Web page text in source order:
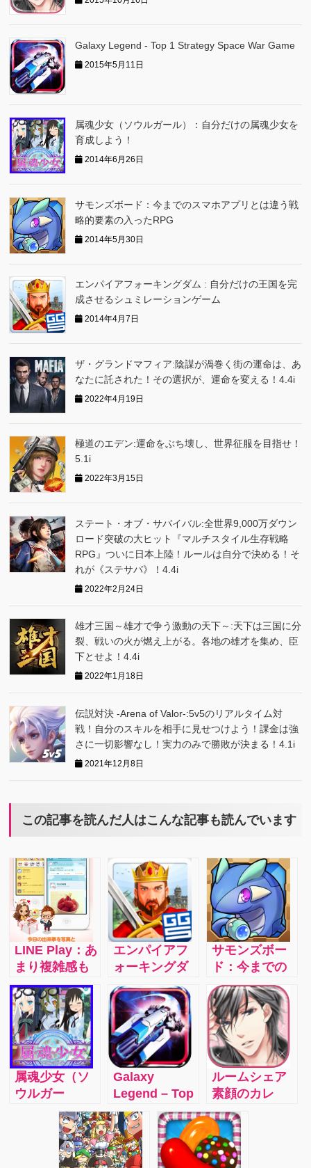
Galaxy Legend - Top 1 Strategy Space War Game
2015年5月11日
属魂少女（ソウルガール）：自分だけの属魂少女を
育成しよう！
2014年6月26日
サモンズボード：今までのスマホアプリとは違う戦
略的要素の入ったRPG
2014年5月30日
エンパイアフォーキングダム : 自分だけの王国を完
成させるシュミレーションゲーム
2014年4月7日
ザ・グランドマフィア:陰謀が渦巻く街の運命は、あ
なたに託された！その選択が、運命を変える！4.4i
2022年4月19日
極道のエデン:運命をぶち壊し、世界征服を目指せ！
5.1i
2022年3月15日
ステート・オブ・サバイバル:全世界9,000万ダウン
ロード突破の大ヒット『マルチスタイル生存戦略
RPG』ついに日本上陸！ルールは自分で決める！そ
れが《ステサバ》！4.4i
2022年2月24日
雄才三国～雄才で争う激動の天下～:天下は三国に分
裂、戦いの火が燃え上がる。各地の雄才を集め、臣
下とせよ！4.4i
2022年1月18日
伝説対決 -Arena of Valor-:5v5のリアルタイム対
戦！自分のスキルを相手に見せつけよう！課金は強
さに一切影響なし！実力のみで勝敗が決まる！4.1i
2021年12月8日
この記事を読んだ人はこんな記事も読んでいます
LINE Play：あ
まり複雑感も
なく、なによ
りアバターが
とても可愛い
のが魅力！た
くさんみんな
としゃべりた
いときはチャ
ット機能もつ
いていて待ち
合わせなどを
して気軽に話
エンパイアフ
ォーキングダ
ム : 自分だけ
の王国を完成
させるシュミ
レーションゲ
ーム
サモンズボー
ド：今までの
スマホアプリ
とは違う戦略
的要素の入っ
たRPG
属魂少女（ソ
ウルガー
ル）：自分だ
けの属魂少女
を育成しよ
Galaxy
Legend – Top
1 Strategy
Space War
Game
ルームシェア
素顔のカレ
Love Days：
ルームメイト
は全員オト
コ！？